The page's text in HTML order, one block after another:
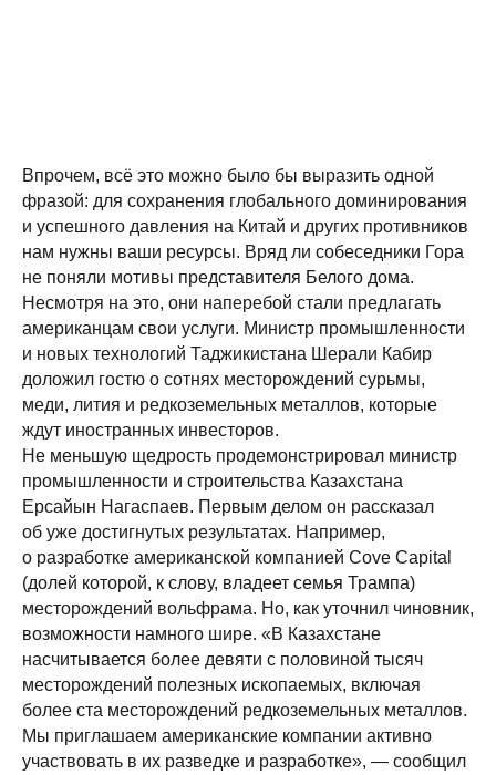
Впрочем, всё это можно было бы выразить одной
фразой: для сохранения глобального доминирования
и успешного давления на Китай и других противников
нам нужны ваши ресурсы. Вряд ли собеседники Гора
не поняли мотивы представителя Белого дома.
Несмотря на это, они наперебой стали предлагать
американцам свои услуги. Министр промышленности
и новых технологий Таджикистана Шерали Кабир
доложил гостю о сотнях месторождений сурьмы,
меди, лития и редкоземельных металлов, которые
ждут иностранных инвесторов.
Не меньшую щедрость продемонстрировал министр
промышленности и строительства Казахстана
Ерсайын Нагаспаев. Первым делом он рассказал
об уже достигнутых результатах. Например,
о разработке американской компанией Cove Capital
(долей которой, к слову, владеет семья Трампа)
месторождений вольфрама. Но, как уточнил чиновник,
возможности намного шире. «В Казахстане
насчитывается более девяти с половиной тысяч
месторождений полезных ископаемых, включая
более ста месторождений редкоземельных металлов.
Мы приглашаем американские компании активно
участвовать в их разведке и разработке», — сообщил